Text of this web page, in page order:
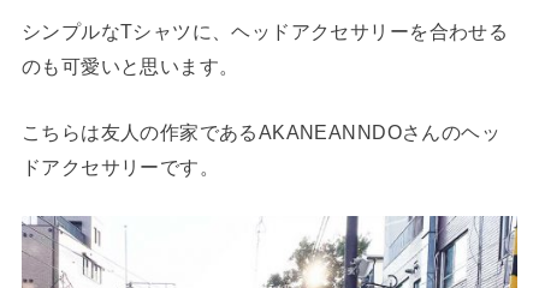
シンプルなTシャツに、ヘッドアクセサリーを合わせる
のも可愛いと思います。
こちらは友人の作家であるAKANEANNDOさんのヘッ
ドアクセサリーです。